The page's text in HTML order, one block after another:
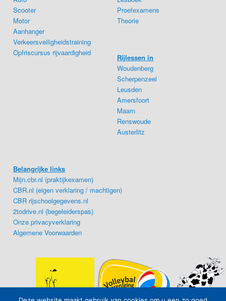
Scooter
Motor
Aanhanger
Verkeersveiligheidstraining
Opfriscursus rijvaardigheid
Proefexamens
Theorie
Rijlessen in
Woudenberg
Scherpenzeel
Leusden
Amersfoort
Maarn
Renswoude
Austerlitz
Belangrijke links
Mijn.cbr.nl (praktijkexamen)
CBR.nl (eigen verklaring / machtigen)
CBR rijschoolgegevens.nl
2todrive.nl (begeleiderspas)
Onze privacyverklaring
Algemene Voorwaarden